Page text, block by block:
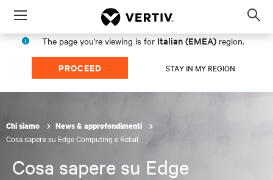
Menu
The page you're viewing is for Italian (EMEA) region.
PROCEED STAY IN MY REGION
Chi siamo News & approfondimenti
Cosa sapere su Edge Computing e Retail
Cosa sapere su Edge